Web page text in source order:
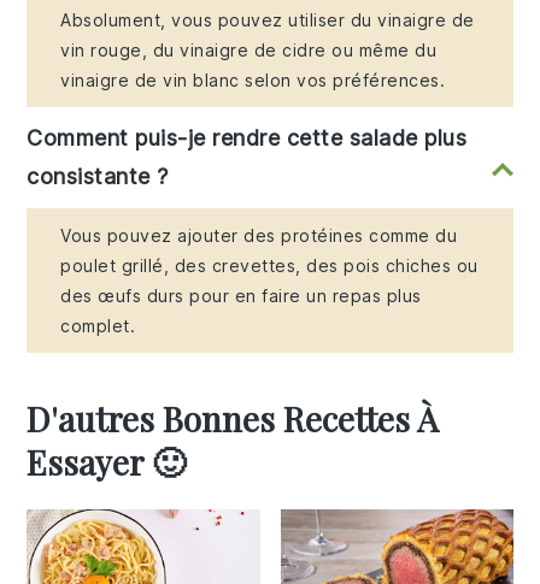
Absolument, vous pouvez utiliser du vinaigre de
vin rouge, du vinaigre de cidre ou même du
vinaigre de vin blanc selon vos préférences.
Comment puis-je rendre cette salade plus
consistante ?
Vous pouvez ajouter des protéines comme du
poulet grillé, des crevettes, des pois chiches ou
des œufs durs pour en faire un repas plus
complet.
D'autres Bonnes Recettes À
Essayer 🙂